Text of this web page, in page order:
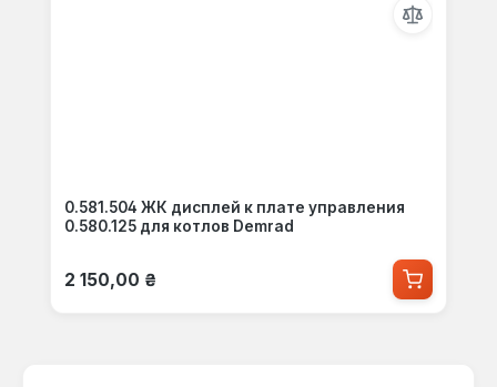
0.581.504 ЖК дисплей к плате управления
0.580.125 для котлов Demrad
Обычная цена:
2 150,00 ₴